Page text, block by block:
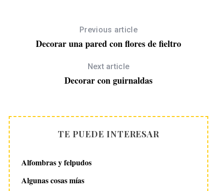
Previous article
Decorar una pared con flores de fieltro
Next article
Decorar con guirnaldas
TE PUEDE INTERESAR
Alfombras y felpudos
Algunas cosas mías